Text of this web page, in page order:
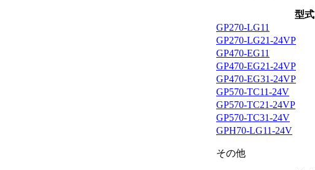
型式
GP270-LG11
GP270-LG21-24VP
GP470-EG11
GP470-EG21-24VP
GP470-EG31-24VP
GP570-TC11-24V
GP570-TC21-24VP
GP570-TC31-24V
GPH70-LG11-24V
その他